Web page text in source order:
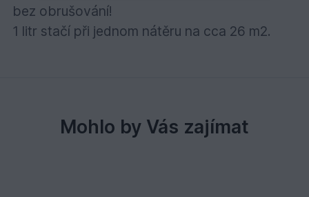
bez obrušování!
1 litr stačí při jednom nátěru na cca 26 m2.
Mohlo by Vás zajímat